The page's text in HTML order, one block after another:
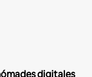
digitales